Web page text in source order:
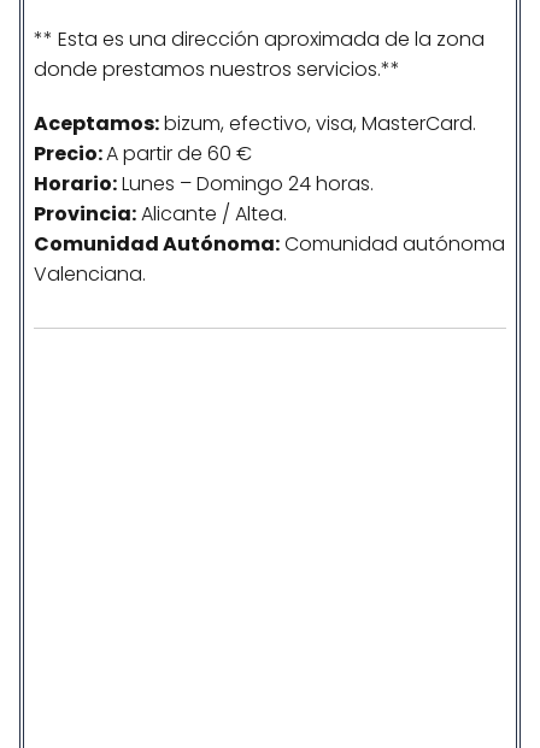
** Esta es una dirección aproximada de la zona
donde prestamos nuestros servicios.**
Aceptamos:bizum, efectivo, visa, MasterCard.
Precio:A partir de 60 €
Horario:Lunes – Domingo 24 horas.
Provincia:Alicante / Altea.
ComunidadAutónoma:Comunidad autónoma
Valenciana.